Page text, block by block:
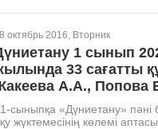
октябрь 2016, Вторник
1 сынып
33 сағатты
А.А., Попова
1-сыныпқа «Дүниетану»
жүктемесінің көлемі